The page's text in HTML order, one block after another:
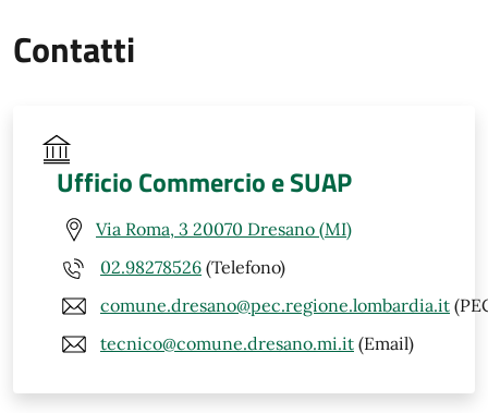
Contatti
Ufficio Commercio e SUAP
Via Roma, 3 20070 Dresano (MI)
02.98278526 (Telefono)
comune.dresano@pec.regione.lombardia.it
tecnico@comune.dresano.mi.it (Email)